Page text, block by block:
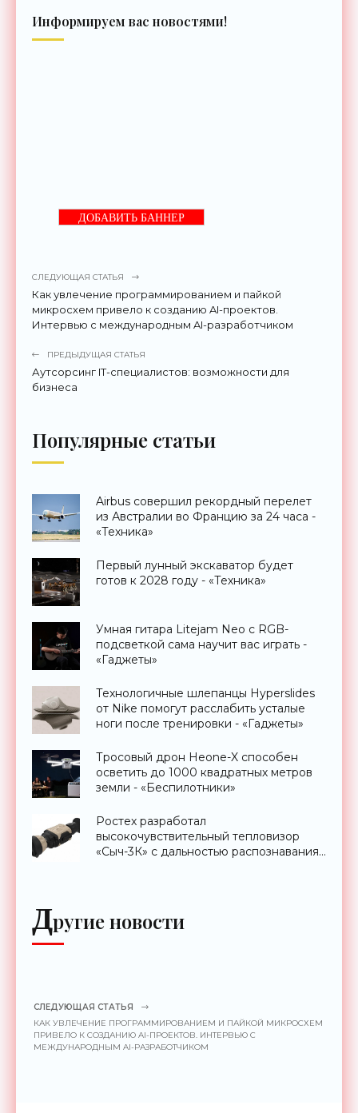
Информируем вас новостями!
ДОБАВИТЬ БАННЕР
СЛЕДУЮЩАЯ СТАТЬЯ
Как увлечение программированием и пайкой
микросхем привело к созданию AI-проектов.
Интервью с международным AI-разработчиком
ПРЕДЫДУЩАЯ СТАТЬЯ
Аутсорсинг IT-специалистов: возможности для
бизнеса
Популярные статьи
Airbus совершил рекордный перелет
из Австралии во Францию за 24 часа -
«Техника»
Первый лунный экскаватор будет
готов к 2028 году - «Техника»
Умная гитара Litejam Neo с RGB-
подсветкой сама научит вас играть -
«Гаджеты»
Технологичные шлепанцы Hyperslides
от Nike помогут расслабить усталые
ноги после тренировки - «Гаджеты»
Тросовый дрон Heone-X способен
осветить до 1000 квадратных метров
земли - «Беспилотники»
Ростех разработал
высокочувствительный тепловизор
«Сыч-3К» с дальностью распознавания
Другие новости
СЛЕДУЮЩАЯ СТАТЬЯ
КАК УВЛЕЧЕНИЕ ПРОГРАММИРОВАНИЕМ И ПАЙКОЙ МИКРОСХЕМ
ПРИВЕЛО К СОЗДАНИЮ AI-ПРОЕКТОВ. ИНТЕРВЬЮ С
МЕЖДУНАРОДНЫМ AI-РАЗРАБОТЧИКОМ